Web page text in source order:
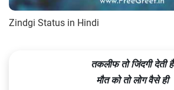
Zindgi Status in Hindi
तकलीफ तो जिंदगी देती है
मौत को तो लोग वैसे ही